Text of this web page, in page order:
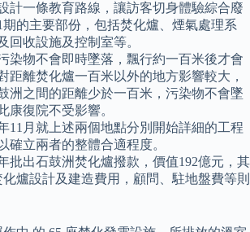
計一條教育路線，讓訪客切身體驗綜合廢
的主要部份，包括焚化爐、煙氣處理系
回收設施及控制室等。
染物不會即時墜落，飄行約一百米後才會
距離焚化爐一百米以外的地方影響較大，
洲之間的距離少於一百米，污染物不會墜
康復院不受影響。
11月就上述兩個地點分別開始詳細的工程
確立兩者的整體合適程度。
批出石鼓洲焚化爐撥款，價值192億元，其
化爐設計及建造費用，顧問、駐地盤費等則